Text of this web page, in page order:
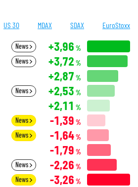
US 30 MDAX SDAX EuroStoxx
News +3,96 %
News +3,72 %
+2,87 %
News +2,53 %
+2,11 %
News -1,39 %
News -1,64%
-1,79 %
News -2,26 %
News -3,26 %